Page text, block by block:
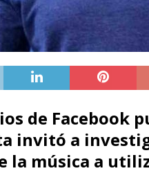
de Facebook
invitó a
la música a